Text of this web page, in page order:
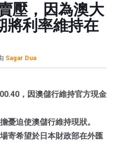
壓，因為澳大
將利率維持在
Sagar Dua
，因澳儲行維持官方現金
憂迫使澳儲行維持現狀。
寄希望於日本財政部在外匯